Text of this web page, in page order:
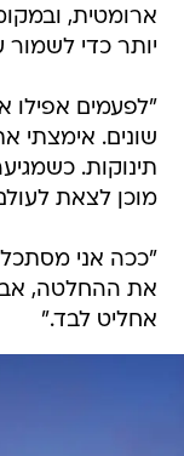
ארומטית,
יותר כדי לשמור
"לפעמים אפילו
שונים. אימצתי
תינוקות.
מוכן לצאת
"ככה אני
את ההחלטה,
אחליט לבד."